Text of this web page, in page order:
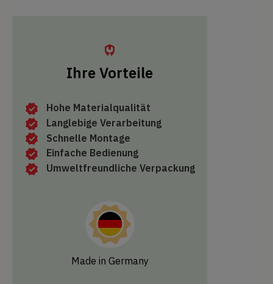
Ihre Vorteile
Hohe Materialqualität
Langlebige Verarbeitung
Schnelle Montage
Einfache Bedienung
Umweltfreundliche Verpackung
Made in Germany